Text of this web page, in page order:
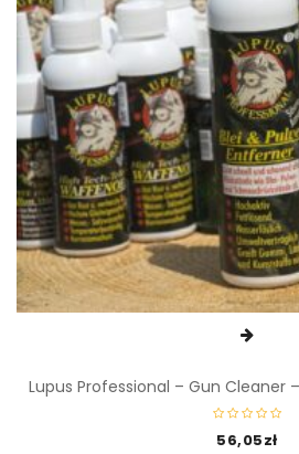
Lupus Professional – Gun Cleaner
56,05zł